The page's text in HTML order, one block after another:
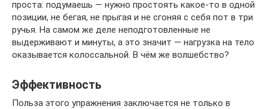
проста: подумаешь — нужно простоять какое-то в одной
позиции, не бегая, не прыгая и не сгоняя с себя пот в три
ручья. На самом же деле неподготовленные не
выдерживают и минуты, а это значит — нагрузка на тело
оказывается колоссальной. В чём же волшебство?
Эффективность
Польза этого упражнения заключается не только в